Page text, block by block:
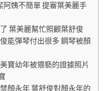
姨不簡單 提審葉美麗手
葉美麗幫忙照顧葉舒俊
能彈琴付出很多 鋼琴被顏
寶幼年被猥褻的證據照片
顏永年 葉舒俊對顏永年的